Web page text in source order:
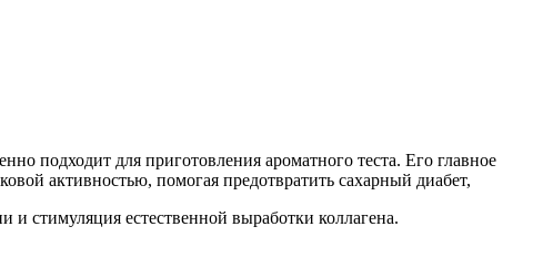
подходит для приготовления ароматного теста. Его главное
активностью, помогая предотвратить сахарный диабет,
стимуляция естественной выработки коллагена.